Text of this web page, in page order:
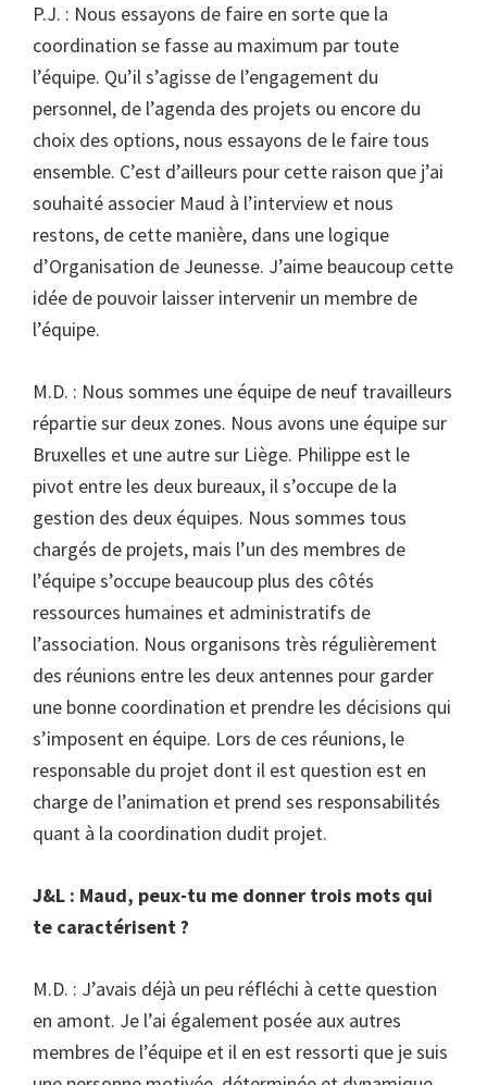
P.J. : Nous essayons de faire en sorte que la
coordination se fasse au maximum par toute
l’équipe. Qu’il s’agisse de l’engagement du
personnel, de l’agenda des projets ou encore du
choix des options, nous essayons de le faire tous
ensemble. C’est d’ailleurs pour cette raison que j’ai
souhaité associer Maud à l’interview et nous
restons, de cette manière, dans une logique
d’Organisation de Jeunesse. J’aime beaucoup cette
idée de pouvoir laisser intervenir un membre de
l’équipe.
M.D. : Nous sommes une équipe de neuf travailleurs
répartie sur deux zones. Nous avons une équipe sur
Bruxelles et une autre sur Liège. Philippe est le
pivot entre les deux bureaux, il s’occupe de la
gestion des deux équipes. Nous sommes tous
chargés de projets, mais l’un des membres de
l’équipe s’occupe beaucoup plus des côtés
ressources humaines et administratifs de
l’association. Nous organisons très régulièrement
des réunions entre les deux antennes pour garder
une bonne coordination et prendre les décisions qui
s’imposent en équipe. Lors de ces réunions, le
responsable du projet dont il est question est en
charge de l’animation et prend ses responsabilités
quant à la coordination dudit projet.
J&L : Maud, peux-tu me donner trois mots qui
te caractérisent ?
M.D. : J’avais déjà un peu réfléchi à cette question
en amont. Je l’ai également posée aux autres
membres de l’équipe et il en est ressorti que je suis